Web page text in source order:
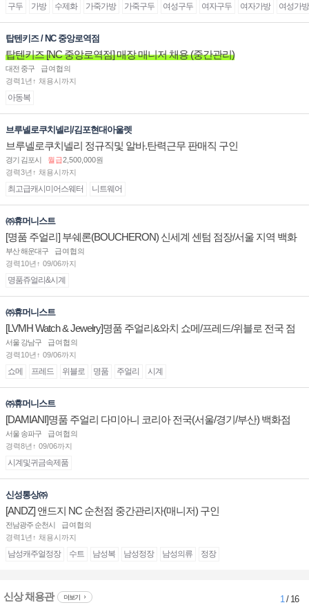
구두 가방 수제화 가죽가방 가죽구두 여성구두 여자구두 여자가방 여성가방
탑텐키즈 / NC 중앙로역점
탑텐키즈 [NC 중앙로역점] 매장 매니저 채용 (중간관리)
대전 중구
급여협의
경력1년↑ 채용시까지
아동복
브루넬로쿠치넬리/김포현대아울렛
브루넬로쿠치넬리 정규직및 알바.탄력근무 판매직 구인
경기 김포시 월급2,500,000원
경력3년↑ 채용시까지
최고급캐시미어스웨터 니트웨어
㈜휴머니스트
[명품 주얼리] 부쉐론(BOUCHERON) 신세계 센텀 점장/서울 지역 백화
점 판매사원 채용
부산 해운대구
급여협의
경력10년↑ 09/06까지
명품쥬얼리&시계
㈜휴머니스트
[LVMH Watch & Jewelry]명품 주얼리&와치 쇼메/프레드/위블로 전국 점
장/부점장/판매사원 채용
서울 강남구
급여협의
경력10년↑ 09/06까지
쇼메 프레드 위블로 명품 주얼리 시계
㈜휴머니스트
[DAMIANI]명품 주얼리 다미아니 코리아 전국(서울/경기/부산) 백화점
부점장/판매사원 채용
서울 송파구
급여협의
경력8년↑ 09/06까지
시계및귀금속제품
신성통상㈜
[ANDZ] 앤드지 NC 순천점 중간관리자(매니저) 구인
전남광주 순천시
급여협의
경력1년↑ 채용시까지
남성캐주얼정장 수트 남성복 남성정장 남성의류 정장
신상 채용관 더보기 1/ 16